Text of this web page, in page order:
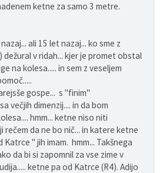
ketne za samo 3 metre.
ali 15 let nazaj... ko sme z
v ridah... kjer je promet obstal
na kolesa..... in sem z veseljem
gospe... s "finim"
večjih dimenzij.... in da bom
hmm... ketne niso niti
rečem da ne bo nič... in katere ketne
Katrce " jih imam. hmm... Takšnega
da bi si zapomnil za vse zime v
ketne pa od Katrce (R4). Adijo